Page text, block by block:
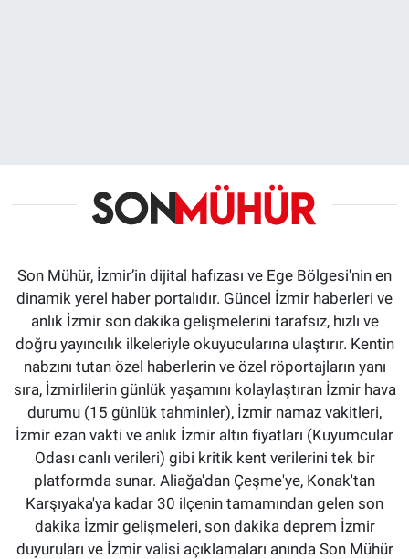
Son Mühür, İzmir’in dijital hafızası ve Ege Bölgesi'nin en
dinamik yerel haber portalıdır. Güncel İzmir haberleri ve
anlık İzmir son dakika gelişmelerini tarafsız, hızlı ve
doğru yayıncılık ilkeleriyle okuyucularına ulaştırır. Kentin
nabzını tutan özel haberlerin ve özel röportajların yanı
sıra, İzmirlilerin günlük yaşamını kolaylaştıran İzmir hava
durumu (15 günlük tahminler), İzmir namaz vakitleri,
İzmir ezan vakti ve anlık İzmir altın fiyatları (Kuyumcular
Odası canlı verileri) gibi kritik kent verilerini tek bir
platformda sunar. Aliağa'dan Çeşme'ye, Konak'tan
Karşıyaka'ya kadar 30 ilçenin tamamından gelen son
dakika İzmir gelişmeleri, son dakika deprem İzmir
duyuruları ve İzmir valisi açıklamaları anında Son Mühür